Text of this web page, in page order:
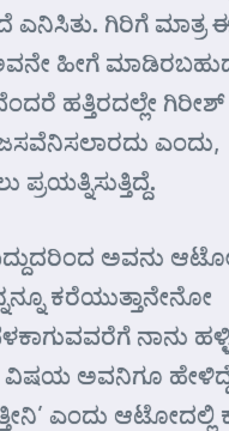
ಗಿರಿಗೆ
ಹೀಗೆ
ಹತ್ತಿರದಲ್ಲೇ ಗಿರೀಶ್
ಎಂದು,
ಪ್ರಯತ್ನಿಸುತ್ತಿದ್ದೆ.
ಅವನು
ಕರೆಯುತ್ತಾನೇನೋ
ನಾನು
ವಿಷಯ ಅವನಿಗೂ
ಎಂದು ಆಟೋದಲ್ಲಿ